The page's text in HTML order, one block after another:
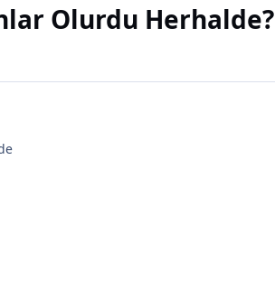
Olurdu Herhalde?